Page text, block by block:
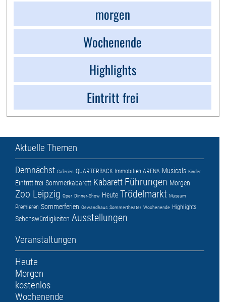
morgen
Wochenende
Highlights
Eintritt frei
Aktuelle Themen
Demnächst Galerien QUARTERBACK Immobilien ARENA Musicals Kinder
Eintritt frei Sommerkabarett Kabarett Führungen Morgen
Zoo Leipzig Oper Dinner-Show Heute Trödelmarkt Museum
Premieren Sommerferien Gewandhaus Sommertheater Wochenende Highlights
Sehenswürdigkeiten Ausstellungen
Veranstaltungen
Heute
Morgen
kostenlos
Wochenende